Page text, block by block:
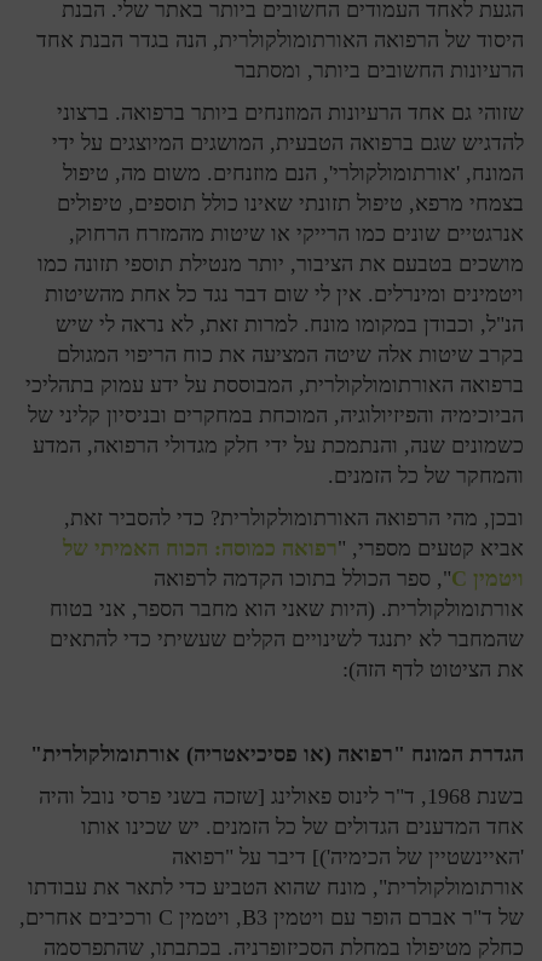
הגעת לאחד העמודים החשובים ביותר באתר שלי. הבנת
היסוד של הרפואה האורתומולקולרית, הנה בגדר הבנת אחד
הרעיונות החשובים ביותר, ומסתבר
שזוהי גם אחד הרעיונות המוזנחים ביותר ברפואה. ברצוני
להדגיש שגם ברפואה הטבעית, המושגים המיוצגים על ידי
המונח, 'אורתומולקולרי', הנם מוזנחים. משום מה, טיפול
בצמחי מרפא, טיפול תזונתי שאינו כולל תוספים, טיפולים
אנרגטיים שונים כמו הרייקי או שיטות מהמזרח הרחוק,
מושכים בטבעם את הציבור, יותר מנטילת תוספי תזונה כמו
ויטמינים ומינרלים. אין לי שום דבר נגד כל אחת מהשיטות
הנ"ל, וכבודן במקומו מונח. למרות זאת, לא נראה לי שיש
בקרב שיטות אלה שיטה המציעה את כוח הריפוי המגולם
ברפואה האורתומולקולרית, המבוססת על ידע עמוק בתהליכי
הביוכימיה והפיזיולוגיה, המוכחת במחקרים ובניסיון קליני של
כשמונים שנה, והנתמכת על ידי חלק מגדולי הרפואה, המדע
והמחקר של כל הזמנים.
ובכן, מהי הרפואה האורתומולקולרית? כדי להסביר זאת,
אביא קטעים מספרי, "רפואה כמוסה: הכוח האמיתי של
ויטמין C
", ספר הכולל בתוכו הקדמה לרפואה
אורתומולקולרית. (היות שאני הוא מחבר הספר, אני בטוח
שהמחבר לא יתנגד לשינויים הקלים שעשיתי כדי להתאים
את הציטוט לדף הזה):
הגדרת המונח "רפואה (או פסיכיאטריה) אורתומולקולרית"
בשנת 1968, ד"ר לינוס פאולינג [שזכה בשני פרסי נובל והיה
אחד המדענים הגדולים של כל הזמנים. יש שכינו אותו
'האיינשטיין של הכימיה')] דיבר על "רפואה
אורתומולקולרית", מונח שהוא הטביע כדי לתאר את עבודתו
של ד"ר אברם הופר עם ויטמין B3, ויטמין C ורכיבים אחרים,
כחלק מטיפולו במחלת הסכיזופרניה. בכתבתו, שהתפרסמה